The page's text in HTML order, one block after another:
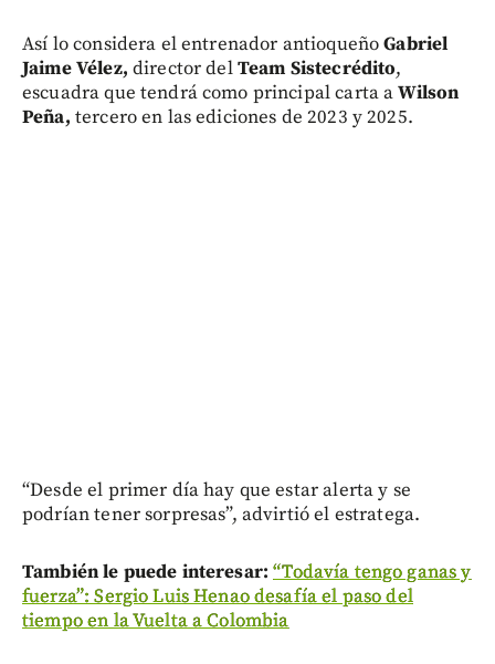
Así lo considera el entrenador antioqueñoGabriel
Jaime Vélez, director delTeam Sistecrédito,
escuadra que tendrá como principal carta aWilson
Peña, tercero en las ediciones de 2023 y 2025.
“Desde el primer día hay que estar alerta y se
podrían tener sorpresas”, advirtió el estratega.
También le puede interesar: “Todavía tengo ganas y
fuerza”: Sergio Luis Henao desafía el paso del
tiempo en la Vuelta a Colombia